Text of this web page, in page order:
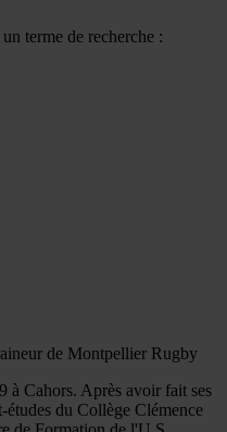
terme de recherche :
de Montpellier Rugby
à Cahors. Après avoir fait ses
études du Collège Clémence